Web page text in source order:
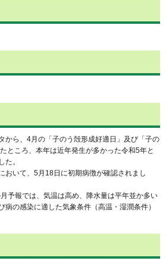
から、4月の「子のう殻形成好適日」及び「子の
ところ、本年は近年発生が多かった令和5年と
た。
おいて、5月18日に初期病徴が確認されまし
予報では、気温は高め、降水量は平年並か多い
病の感染に適した気象条件（高温・湿潤条件）